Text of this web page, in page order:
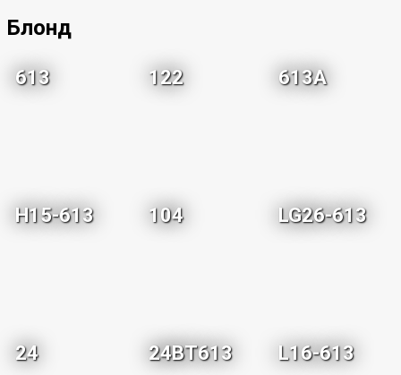
Блонд
613 122 613A
H15-613 104 LG26-613
24 24BT613 L16-613